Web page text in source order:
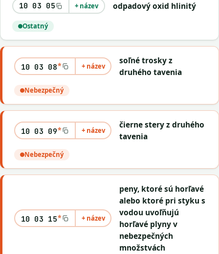
10 03 05 + název odpadový oxid hlinitý
Ostatný
10 03 08* + název
soľné trosky z
druhého tavenia
Nebezpečný
10 03 09* + název
čierne stery z druhého
tavenia
Nebezpečný
10 03 15* + název
peny, ktoré sú horľavé
alebo ktoré pri styku s
vodou uvoľňujú
horľavé plyny v
nebezpečných
množstvách